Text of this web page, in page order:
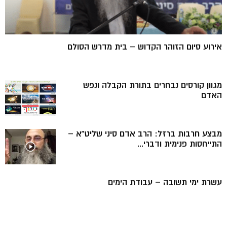
אירוע סיום הזוהר הקדוש – בית מדרש הסולם
מגוון קורסים נבחרים בתורת הקבלה ונפש
האדם
מבצע חרבות ברזל: הרב אדם סיני שליט”א –
התייחסות פנימית ודברי...
עשרת ימי תשובה – עבודת הימים